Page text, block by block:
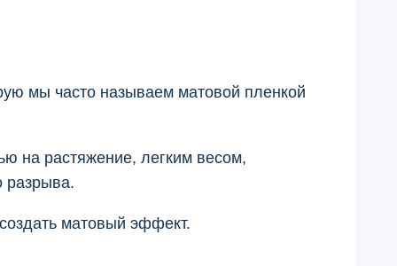
мы часто называем матовой пленкой
на растяжение, легким весом,
разрыва.
матовый эффект.